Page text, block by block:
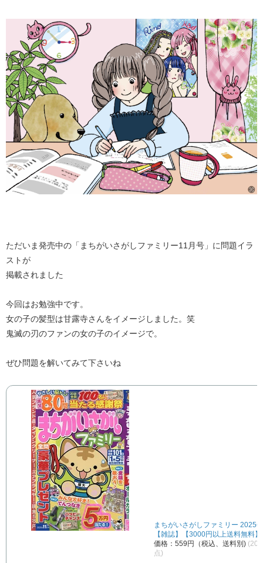
ただいま発売中の「まちがいさがしファミリー11月号」に問題イラ
ストが
掲載されました
今回はお勉強中です。
女の子の髪型は甘露寺さんをイメージしました。笑
鬼滅の刃のファンの女の子のイメージで。
ぜひ問題を解いてみて下さいね
まちがいさがしファミリー 2025
【雑誌】【3000円以上送料無料】
価格：559円（税込、送料別)
点)